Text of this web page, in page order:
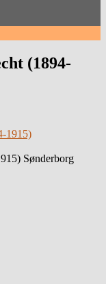
(1894-
Sønderborg